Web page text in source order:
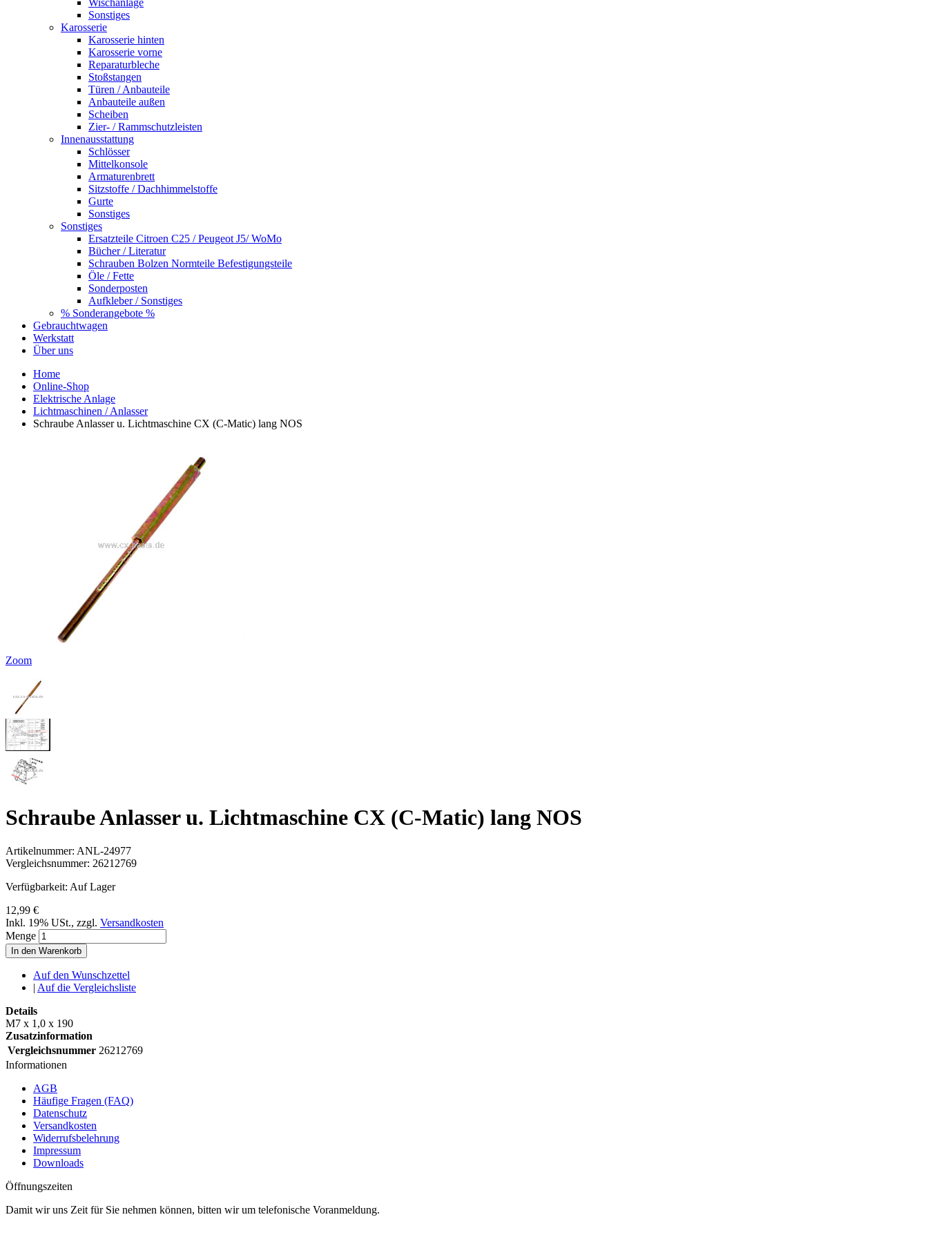
Sonstiges
Karosserie
Karosserie hinten
Karosserie vorne
Reparaturbleche
Stoßstangen
Türen / Anbauteile
Anbauteile außen
Scheiben
Zier- / Rammschutzleisten
Innenausstattung
Schlösser
Mittelkonsole
Armaturenbrett
Sitzstoffe / Dachhimmelstoffe
Gurte
Sonstiges
Sonstiges
Ersatzteile Citroen C25 / Peugeot J5/ WoMo
Bücher / Literatur
Schrauben Bolzen Normteile Befestigungsteile
Öle / Fette
Sonderposten
Aufkleber / Sonstiges
% Sonderangebote %
Gebrauchtwagen
Werkstatt
Über uns
Home
Online-Shop
Elektrische Anlage
Lichtmaschinen / Anlasser
Schraube Anlasser u. Lichtmaschine CX (C-Matic) lang NOS
Zoom
Schraube Anlasser u. Lichtmaschine CX (C-Matic) lang NOS
Artikelnummer: ANL-24977
Vergleichsnummer: 26212769
Verfügbarkeit: Auf Lager
12,99 €
Inkl. 19% USt., zzgl. Versandkosten
Menge
In den Warenkorb
Auf den Wunschzettel
| Auf die Vergleichsliste
Details
M7 x 1,0 x 190
Zusatzinformation
Vergleichsnummer 26212769
Informationen
AGB
Häufige Fragen (FAQ)
Datenschutz
Versandkosten
Widerrufsbelehrung
Impressum
Downloads
Öffnungszeiten
Damit wir uns Zeit für Sie nehmen können, bitten wir um telefonische Voranmeldung.